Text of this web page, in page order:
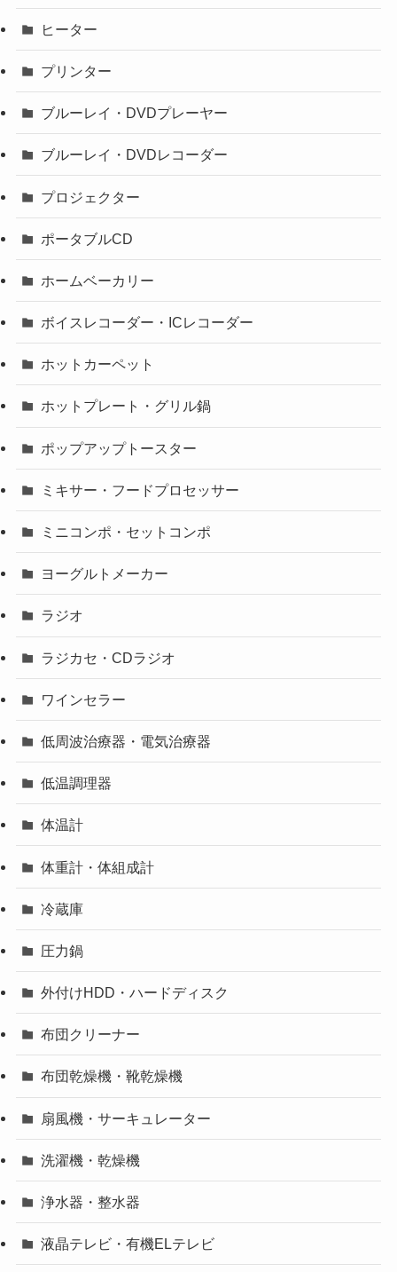
ヒーター
プリンター
ブルーレイ・DVDプレーヤー
ブルーレイ・DVDレコーダー
プロジェクター
ポータブルCD
ホームベーカリー
ボイスレコーダー・ICレコーダー
ホットカーペット
ホットプレート・グリル鍋
ポップアップトースター
ミキサー・フードプロセッサー
ミニコンポ・セットコンポ
ヨーグルトメーカー
ラジオ
ラジカセ・CDラジオ
ワインセラー
低周波治療器・電気治療器
低温調理器
体温計
体重計・体組成計
冷蔵庫
圧力鍋
外付けHDD・ハードディスク
布団クリーナー
布団乾燥機・靴乾燥機
扇風機・サーキュレーター
洗濯機・乾燥機
浄水器・整水器
液晶テレビ・有機ELテレビ